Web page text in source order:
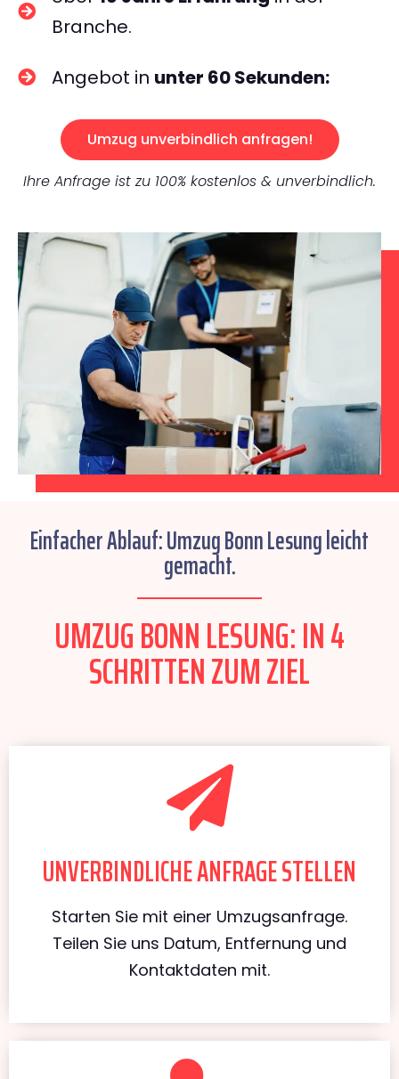
Branche.
Angebot in unter 60 Sekunden:
Umzug unverbindlich anfragen!
Ihre Anfrage ist zu 100% kostenlos & unverbindlich.
Einfacher Ablauf: Umzug Bonn Lesung leicht
gemacht.
UMZUG BONN LESUNG: IN 4
SCHRITTEN ZUM ZIEL
UNVERBINDLICHE ANFRAGE STELLEN
Starten Sie mit einer Umzugsanfrage.
Teilen Sie uns Datum, Entfernung und
Kontaktdaten mit.